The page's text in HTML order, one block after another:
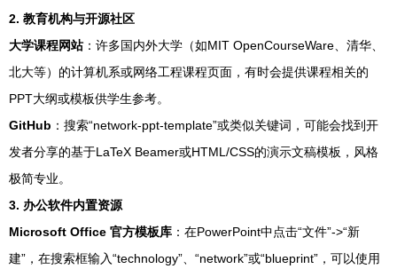
2. 教育机构与开源社区
大学课程网站：许多国内外大学（如MIT OpenCourseWare、清华、
北大等）的计算机系或网络工程课程页面，有时会提供课程相关的
PPT大纲或模板供学生参考。
GitHub ：搜索“network-ppt-template”或类似关键词，可能会找到开
发者分享的基于LaTeX Beamer或HTML/CSS的演示文稿模板，风格
极简专业。
3. 办公软件内置资源
Microsoft Office 官方模板库 ：在PowerPoint中点击“文件”->“新
建”，在搜索框输入“technology”、“network”或“blueprint”，可以使用